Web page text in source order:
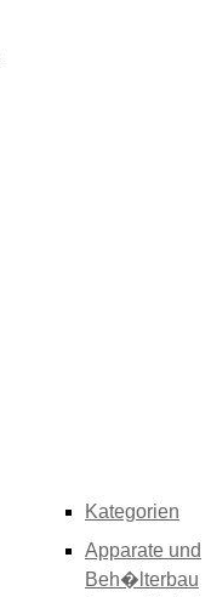
Kategorien
Apparate und
Beh�lterbau